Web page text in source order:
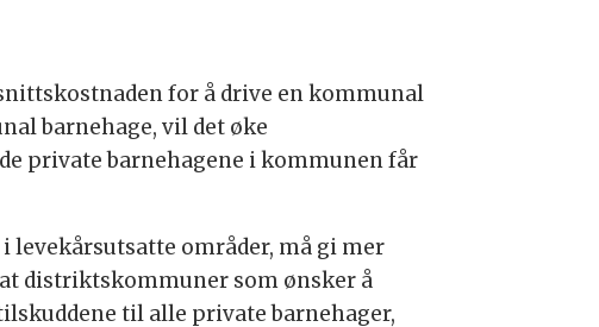
for å drive en kommunal
barnehage, vil det øke
private barnehagene i kommunen får
levekårsutsatte områder, må gi mer
distriktskommuner som ønsker å
til alle private barnehager,